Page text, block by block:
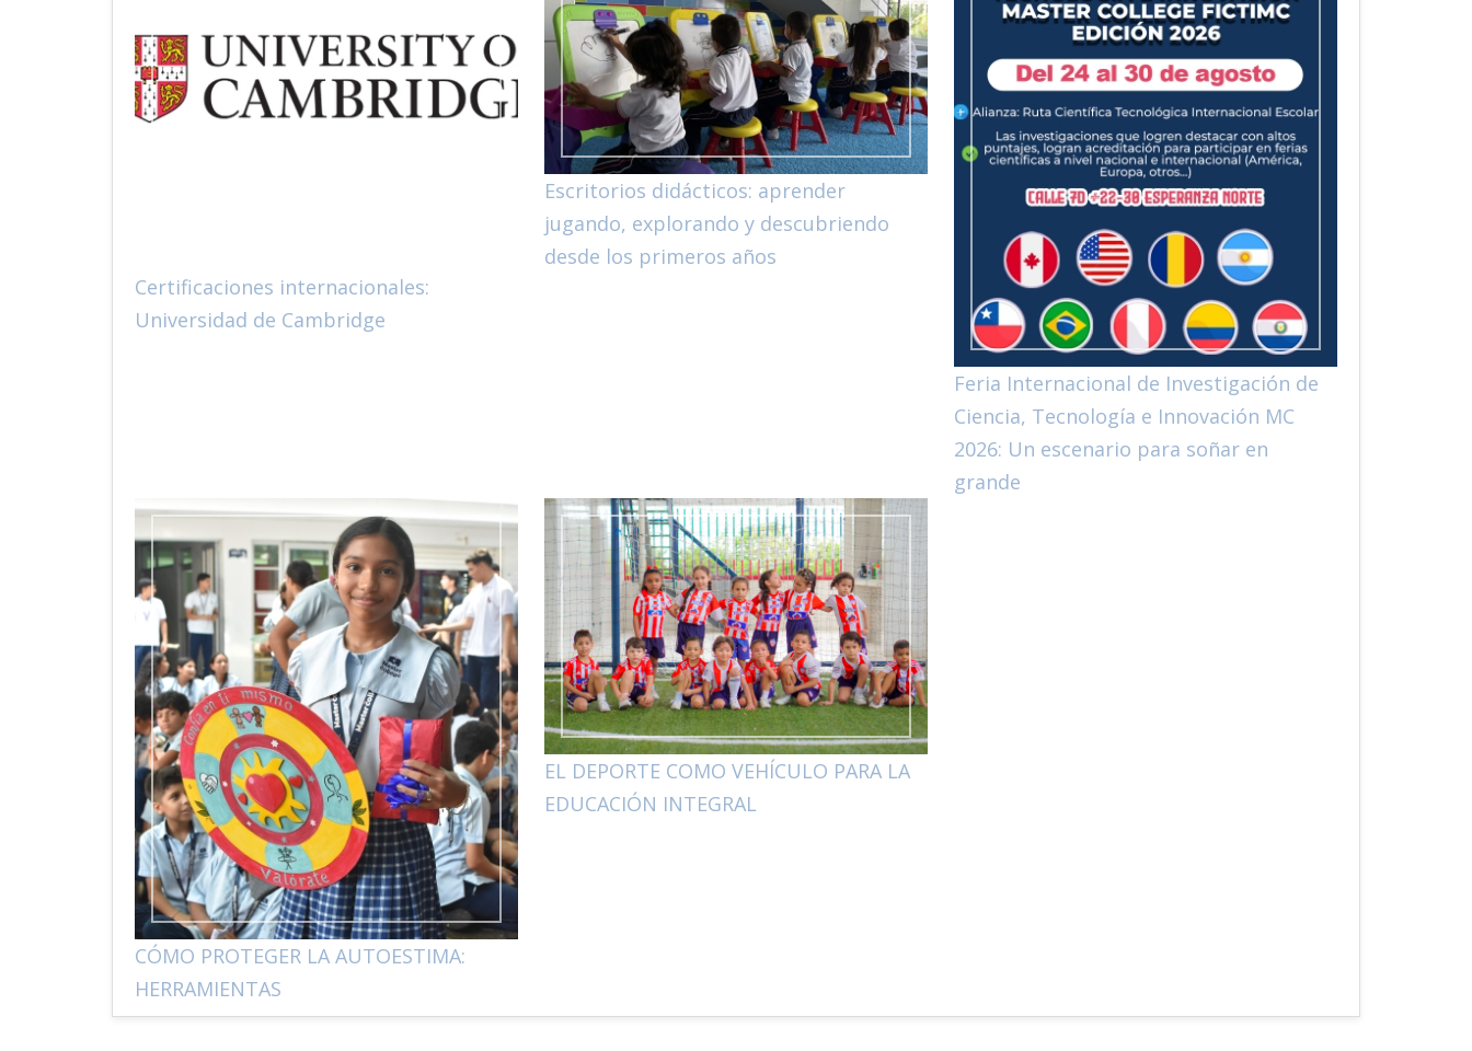
Certificaciones internacionales:
Universidad de Cambridge
Escritorios didácticos: aprender
jugando, explorando y descubriendo
desde los primeros años
Feria Internacional de Investigación de
Ciencia, Tecnología e Innovación MC
2026: Un escenario para soñar en
grande
CÓMO PROTEGER LA AUTOESTIMA:
HERRAMIENTAS
EL DEPORTE COMO VEHÍCULO PARA LA
EDUCACIÓN INTEGRAL